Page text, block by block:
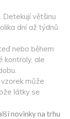
Detekují většinu
dní až týdnů
nebo během
kontroly, ale
může
látky se
novinky na trhu